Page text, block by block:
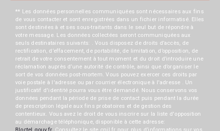
** Les données personnelles communiquées sont nécessaires aux fins
de vous contacter et sont enregistrées dans un fichier informatisé. Elles
sont destinées à et ses sous-traitants dans le seul but de répondre à
votre message. Les données collectées seront communiquées aux
seuls destinataires suivants: . Vous disposez de droits d’accès, de
rectification, d’effacement, de portabilité, de limitation, d’opposition, de
retrait de votre consentement à tout moment et du droit d’introduire une
réclamation auprès d’une autorité de contrôle, ainsi que d’organiser le
sort de vos données post-mortem. Vous pouvez exercer ces droits par
voie postale à l'adresse ou par courrier électronique à l'adresse . Un
justificatif d'identité pourra vous être demandé. Nous conservons vos
données pendant la période de prise de contact puis pendant la durée
de prescription légale aux fins probatoires et de gestion des
contentieux. Vous avez le droit de vous inscrire sur la liste d'opposition
au démarchage téléphonique, disponible à cette adresse: